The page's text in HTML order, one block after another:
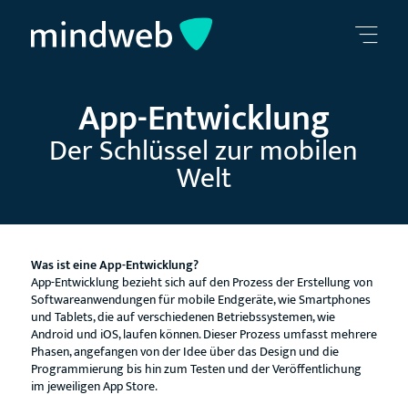
App-Entwicklung
Der Schlüssel zur mobilen
Welt
Was ist eine App-Entwicklung?
App-Entwicklung bezieht sich auf den Prozess der Erstellung von
Softwareanwendungen für mobile Endgeräte, wie Smartphones
und Tablets, die auf verschiedenen Betriebssystemen, wie
Android und iOS, laufen können. Dieser Prozess umfasst mehrere
Phasen, angefangen von der Idee über das Design und die
Programmierung bis hin zum Testen und der Veröffentlichung
im jeweiligen App Store.